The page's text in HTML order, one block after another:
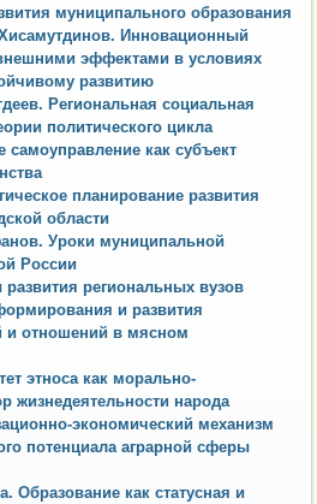
муниципального образования
Инновационный
эффектами в условиях
развитию
Региональная социальная
политического цикла
как субъект
планирование развития
области
Уроки муниципальной
России
региональных вузов
и развития
и отношений в мясном
этноса как морально-
жизнедеятельности народа
экономический механизм
потенциала аграрной сферы
Образование как статусная и